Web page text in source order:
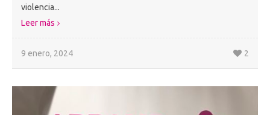
violencia...
Leer más
9 enero, 2024 2